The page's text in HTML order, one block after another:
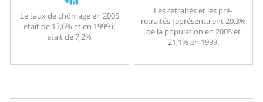
Le taux de chômage en 2005
était de 17,6% et en 1999 il
était de 7,2%
Les retraités et les pré-
retraités représentaient 20,3%
de la population en 2005 et
21,1% en 1999.